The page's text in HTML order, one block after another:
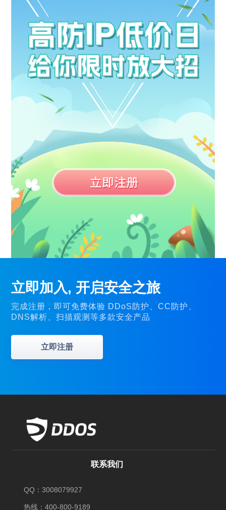
立即加入, 开启安全之旅
完成注册，即可免费体验 DDoS防护、CC防护、
DNS解析、扫描观测等多款安全产品
立即注册
联系我们
QQ：3008079927
热线：400-800-9189